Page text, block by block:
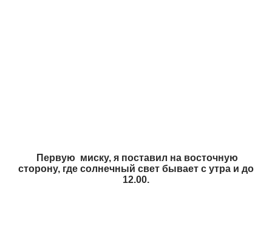
Первую миску, я поставил на восточную
сторону, где солнечный свет бывает с утра и до
12.00.